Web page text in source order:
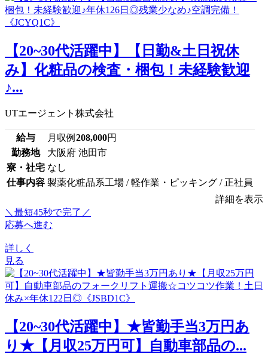
【20~30代活躍中】【日勤&土日祝休
み】化粧品の検査・梱包！未経験歓迎
♪...
UTエージェント株式会社
給与 月収例 208,000円
勤務地
大阪府 池田市
寮・社宅 なし
仕事内容 製薬化粧品系工場 / 軽作業・ピッキング / 正社員
詳細を表示
＼最短45秒で完了／
応募へ進む
詳しく
見る
【20~30代活躍中】★皆勤手当3万円あ
り★【月収25万円可】自動車部品の...